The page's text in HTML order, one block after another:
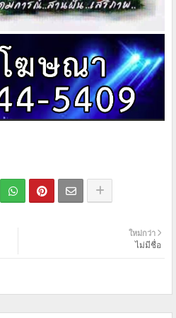
ใหม่กว่า
ไม่มีชื่อ